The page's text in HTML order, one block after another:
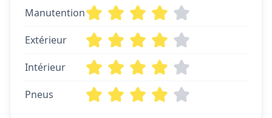
Manutention
Extérieur
Intérieur
Pneus